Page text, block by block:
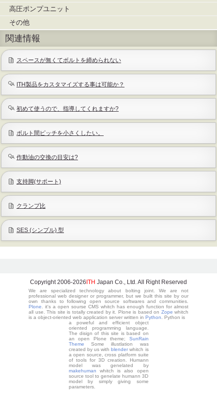
高圧ポンプユニット
その他
関連情報
スペースが無くてボルトを締められない
ITH製品をカスタマイズする事は可能か？
初めて使うので、指導してくれますか?
ボルト間ピッチを小さくしたい。
作動油の交換の目安は?
支持脚(サポート)
クランプ比
SES (シンプル) 型
Copyright 2006-2026 ITH Japan Co., Ltd. All Right Reserved
We are specialized technology about bolting joint. We are not
professional web designer or programmer, but we built this site by our
own thanks to following open source softwares and communities.
Plone . it's a open sourse CMS whitch has enough function for almost
all use. This site is totally created by it. Plone is based on Zope whitch
is a object-oriented web application server written in Python . Python is
a poweful and efficient object
oriented programming language.
The disign of this site is based on
an open Plone theme; SunRain
Theme Some illustlation was
created by us withblender whitch is
a open source, cross platform suite
of tools for 3D creation. Humann
model was genelated by
makehuman whitch is also open
source tool to genelate humann 3D
model by simply giving some
parameters.